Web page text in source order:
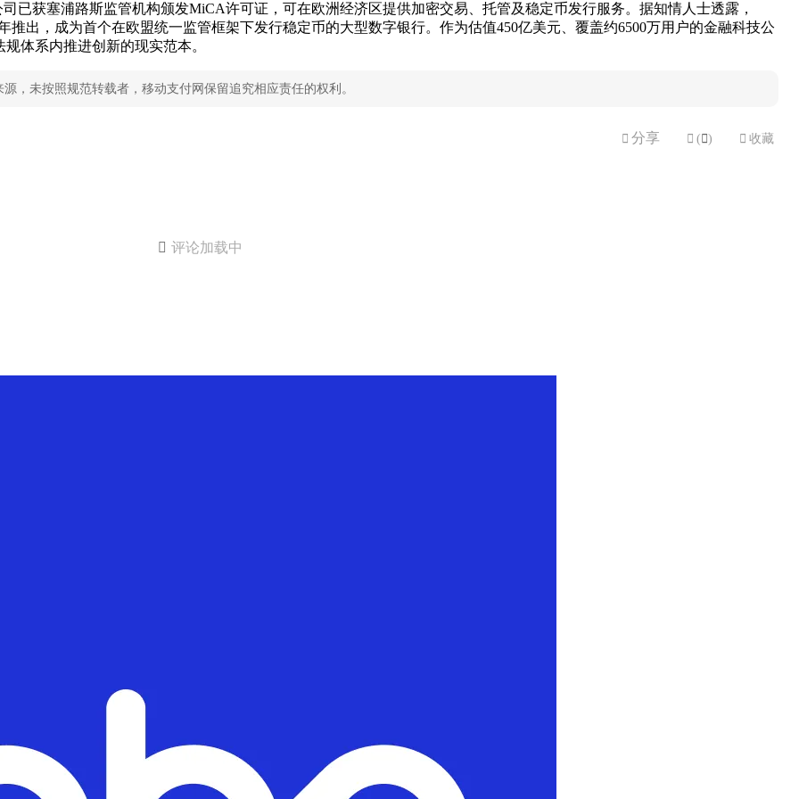
已获塞浦路斯监管机构颁发MiCA许可证，可在欧洲经济区提供加密交易、托管及稳定币发行服务。据知情人士透露，
推出，成为首个在欧盟统一监管框架下发行稳定币的大型数字银行。作为估值450亿美元、覆盖约6500万用户的金融科技公
体系内推进创新的现实范本。
，未按照规范转载者，移动支付网保留追究相应责任的权利。
 分享  ( )  收藏
 评论加载中